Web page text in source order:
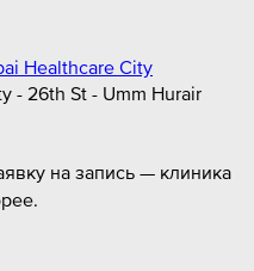
Healthcare City
- 26th St - Umm Hurair
на запись — клиника